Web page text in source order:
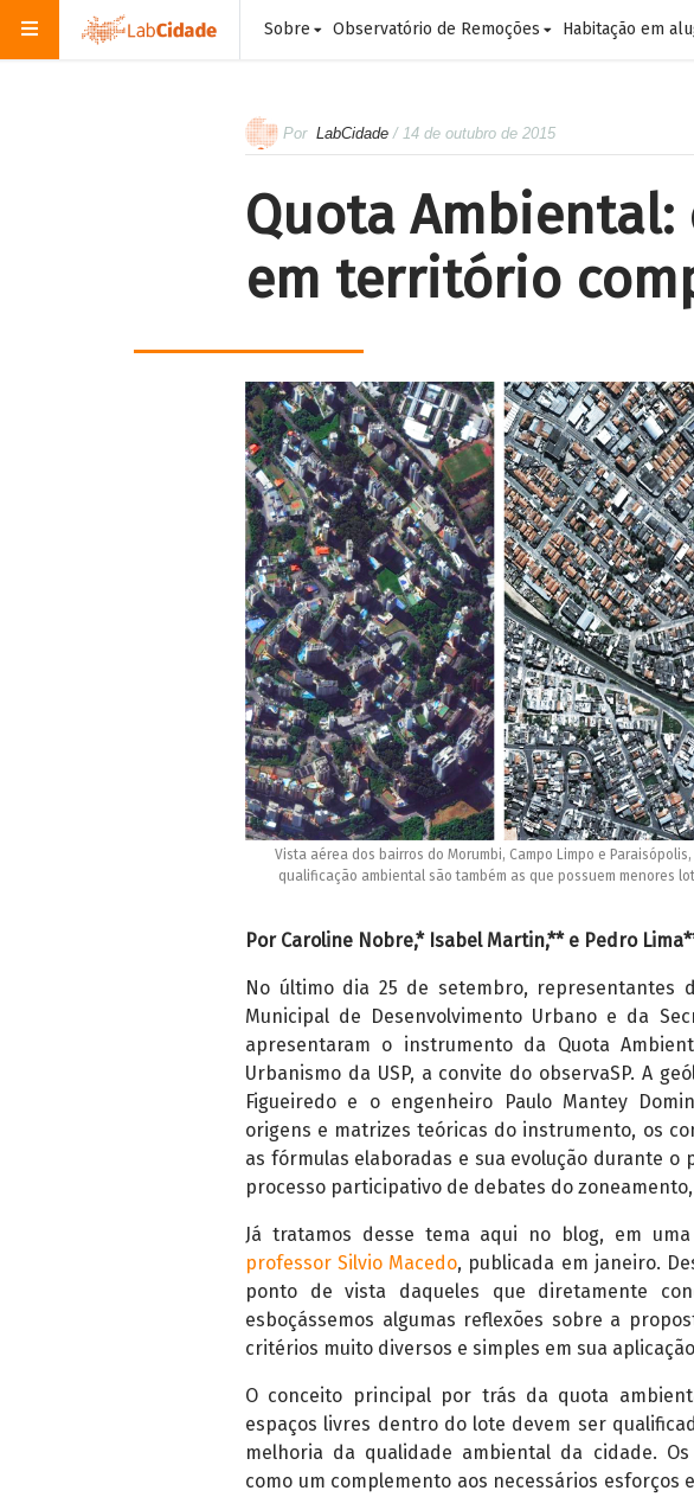
Sobre Observatório de Remoções Habitação em
Por LabCidade / 14 de outubro de 2015
Quota
em território
Vista aérea dos bairros do Morumbi, Campo Limpo e
qualificação ambiental são também as que possuem menores
Por Caroline Nobre,* Isabel Martin,** e Pedro
No último dia 25 de setembro, representantes
Municipal de Desenvolvimento Urbano e da
apresentaram o instrumento da Quota
Urbanismo da USP, a convite do observaSP. A
Figueiredo e o engenheiro Paulo Mantey
origens e matrizes teóricas do instrumento, os
as fórmulas elaboradas e sua evolução durante o
processo participativo de debates do
Já tratamos desse tema aqui no blog, em uma
professor Silvio Macedo, publicada em janeiro.
ponto de vista daqueles que diretamente
esboçássemos algumas reflexões sobre a
critérios muito diversos e simples em sua
O conceito principal por trás da quota
espaços livres dentro do lote devem ser
melhoria da qualidade ambiental da cidade.
como um complemento aos necessários